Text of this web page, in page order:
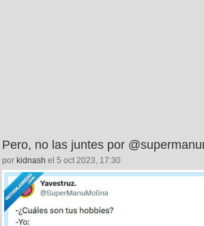
Pero, no las juntes por
por kidnash el 5 oct 2023, 17:30